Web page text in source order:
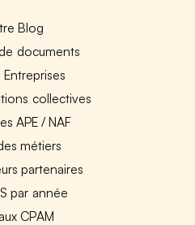
Blog
documents
Entreprises
collectives
APE / NAF
métiers
partenaires
par année
CPAM